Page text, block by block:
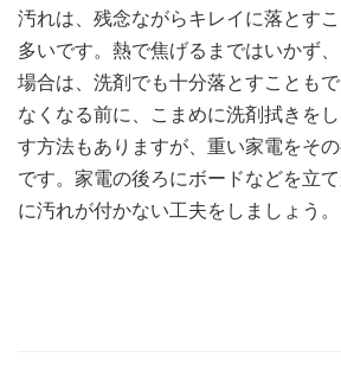
汚れは、残念ながらキレイに落とす
多いです。熱で焦げるまではいかず
場合は、洗剤でも十分落とすことも
なくなる前に、こまめに洗剤拭きを
す方法もありますが、重い家電をそ
です。家電の後ろにボードなどを立
に汚れが付かない工夫をしましょう。